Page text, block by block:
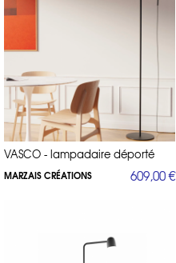
VASCO - lampadaire déporté
MARZAIS CRÉATIONS 609,00 €